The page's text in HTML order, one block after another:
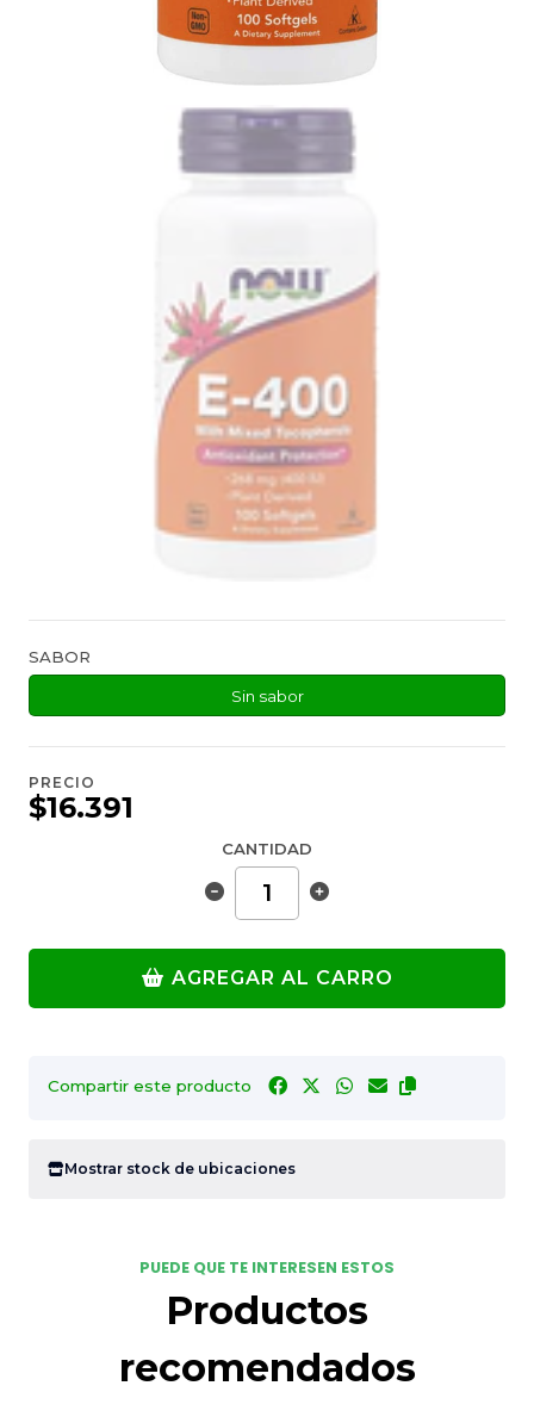
SABOR
Sin sabor
PRECIO
$16.391
CANTIDAD
AGREGAR AL CARRO
Compartir este producto
Mostrar stock de ubicaciones
PUEDE QUE TE INTERESEN ESTOS
Productos
recomendados